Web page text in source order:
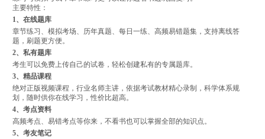
主要特性：
1、在线题库
章节练习、模拟考场、历年真题、每日一练、高频易错题集，支持离线答
题，刷题更方便。
2、私有题库
考生可以免费上传自己的试卷，轻松创建私有的专属题库。
3、精品课程
绝对正版视频课程，行业名师主讲，依据考试教材精心录制，科学体系规
划，随时供你在线学习，性价比超高。
4、考点资料
高频考点、易错考点等你来，不看书也可以掌握全部的知识点。
5、考友笔记